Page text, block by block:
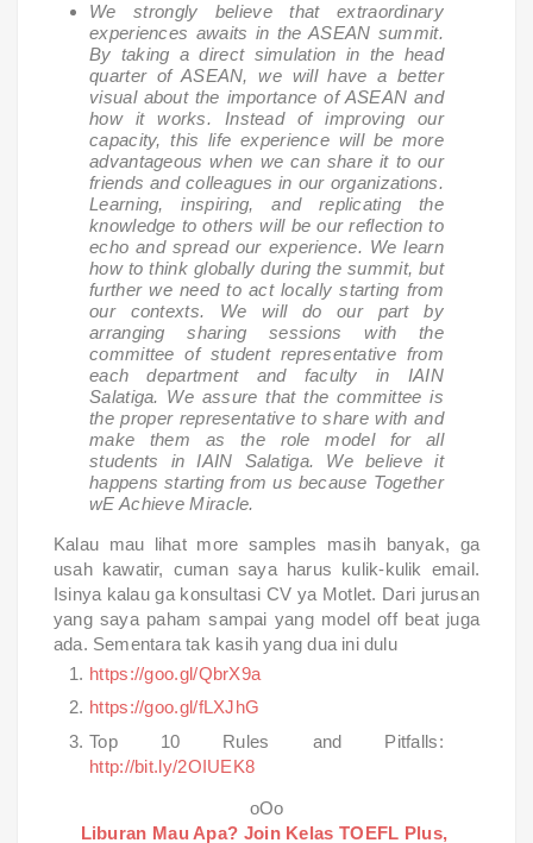
We strongly believe that extraordinary
experiences awaits in the ASEAN summit.
By taking a direct simulation in the head
quarter of ASEAN, we will have a better
visual about the importance of ASEAN and
how it works. Instead of improving our
capacity, this life experience will be more
advantageous when we can share it to our
friends and colleagues in our organizations.
Learning, inspiring, and replicating the
knowledge to others will be our reflection to
echo and spread our experience. We learn
how to think globally during the summit, but
further we need to act locally starting from
our contexts. We will do our part by
arranging sharing sessions with the
committee of student representative from
each department and faculty in IAIN
Salatiga. We assure that the committee is
the proper representative to share with and
make them as the role model for all
students in IAIN Salatiga. We believe it
happens starting from us because Together
wE Achieve Miracle.
Kalau mau lihat more samples masih banyak, ga
usah kawatir, cuman saya harus kulik-kulik email.
Isinya kalau ga konsultasi CV ya Motlet. Dari jurusan
yang saya paham sampai yang model off beat juga
ada. Sementara tak kasih yang dua ini dulu
https://goo.gl/QbrX9a
https://goo.gl/fLXJhG
Top 10 Rules and Pitfalls:
http://bit.ly/2OIUEK8
oOo
Liburan Mau Apa? Join Kelas TOEFL Plus,